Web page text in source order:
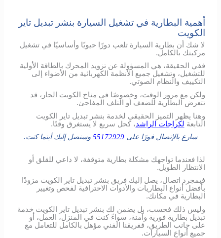
أهمية البطارية في تشغيل السيارة بنشر تبديل تاير
الكويت
لا شك أن بطارية السيارة تلعب دورًا حيويًا وأساسيًا في تشغيل
مركبتك بالكامل.
ففي الحقيقة، هي المسؤولة عن تزويد المحرك بالطاقة الأولية
للتشغيل، وتشغيل جميع الأنظمة الكهربائية من الأضواء إلى
التكييف والنظام الصوتي.
ولكن مع مرور الوقت، وخصوصًا في مناخ الكويت الحار، قد
تتعرض البطارية للضعف أو التلف المفاجئ.
وهنا يظهر التميز الحقيقي لخدمة بنشر تبديل تاير الكويت
التابعة لكراجات الراشد، كحل سريع لا يستغرق وقتًا.
سارع بالإتصال فورًا على 55172929 وسنصل إليك أينما كنت.
لذا فعندما تواجهك مشكلة بطارية متوقفة، لا داعي للقلق أو
الانتظار الطويل.
فبمجرد اتصال، يصل إليك فريق بنشر تبديل تاير الكويت مزودًا
بأفضل أنواع البطاريات والأدوات الاحترافية لفحص وتغيير
البطارية في مكانك.
وليس ذلك فحسب، بل يضمن لك بنشر تبديل تاير الكويت خدمة
تبديل بطارية فورية وآمنة، سواءً كنت في المنزل، العمل، أو
على جانب الطريق، ففريقنا الفني مؤهل بالكامل للتعامل مع
جميع أنواع السيارات.